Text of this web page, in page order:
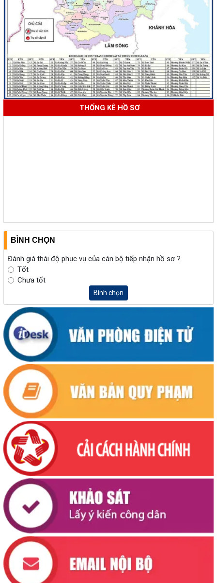
THỐNG KÊ HỒ SƠ
BÌNH CHỌN
Đánh giá thái độ phục vụ của cán bộ tiếp nhận hồ sơ ?
Tốt
Chưa tốt
Bình chọn